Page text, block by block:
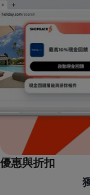
優惠與折扣